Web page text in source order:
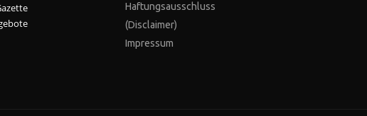
Haftungsausschluss
(Disclaimer)
Impressum